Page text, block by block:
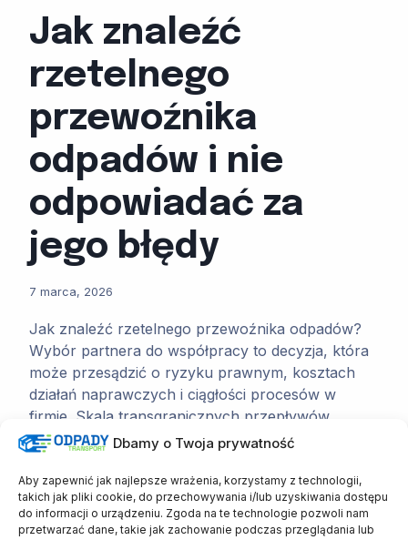
Dbamy o Twoja prywatność
Aby zapewnić jak najlepsze wrażenia, korzystamy z technologii,
takich jak pliki cookie, do przechowywania i/lub uzyskiwania dostępu
do informacji o urządzeniu. Zgoda na te technologie pozwoli nam
przetwarzać dane, takie jak zachowanie podczas przeglądania lub
Jak znaleźć
rzetelnego
przewoźnika
odpadów i nie
odpowiadać za
jego błędy
7 marca, 2026
Jak znaleźć rzetelnego przewoźnika odpadów?
Wybór partnera do współpracy to decyzja, która
może przesądzić o ryzyku prawnym, kosztach
działań naprawczych i ciągłości procesów w
firmie. Skala transgranicznych przepływów
odpadów w Europie zwiększa presję cenową i
odstępstwa od procedur najczęściej stają się
źródłem problemów. Na poziomie Unii
Europejskiej obrót i…